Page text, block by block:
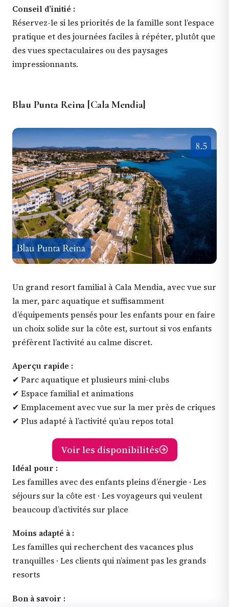
Conseil d’initié :
Réservez-le si les priorités de la famille sont l’espace
pratique et des journées faciles à répéter, plutôt que
des vues spectaculaires ou des paysages
impressionnants.
Blau Punta Reina [Cala Mendia]
Un grand resort familial à Cala Mendia, avec vue sur
la mer, parc aquatique et suffisamment
d’équipements pensés pour les enfants pour en faire
un choix solide sur la côte est, surtout si vos enfants
préfèrent l’activité au calme discret.
Aperçu rapide :
✔ Parc aquatique et plusieurs mini-clubs
✔ Espace familial et animations
✔ Emplacement avec vue sur la mer près de criques
✔ Plus adapté à l’activité qu’au repos total
Voir les disponibilités
Idéal pour :
Les familles avec des enfants pleins d’énergie · Les
séjours sur la côte est · Les voyageurs qui veulent
beaucoup d’activités sur place
Moins adapté à :
Les familles qui recherchent des vacances plus
tranquilles · Les clients qui n’aiment pas les grands
resorts
Bon à savoir :